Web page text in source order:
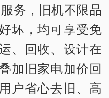
务，旧机不限品
坏，均可享受免
、回收、设计在
加旧家电加价回
户省心去旧、高